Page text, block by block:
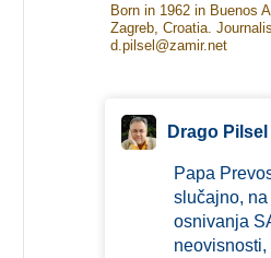
Born in 1962 in Buenos
Zagreb, Croatia.
d.pilsel@zamir.net
Drago Pilsel
Papa
slučajno,
osnivanja